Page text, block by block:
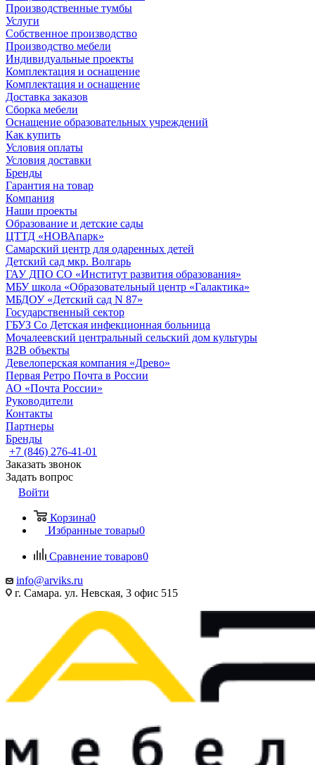
Производственные тумбы
Услуги
Собственное производство
Производство мебели
Индивидуальные проекты
Комплектация и оснащение
Комплектация и оснащение
Доставка заказов
Сборка мебели
Оснащение образовательных учреждений
Как купить
Условия оплаты
Условия доставки
Бренды
Гарантия на товар
Компания
Наши проекты
Образование и детские сады
ЦТТД «НОВАпарк»
Самарский центр для одаренных детей
Детский сад мкр. Волгарь
ГАУ ДПО СО «Институт развития образования»
МБУ школа «Образовательный центр «Галактика»
МБДОУ «Детский сад N 87»
Государственный сектор
ГБУЗ Со Детская инфекционная больница
Мочалеевский центральный сельский дом культуры
B2B объекты
Девелоперская компания «Древо»
Первая Ретро Почта в России
АО «Почта России»
Руководители
Контакты
Партнеры
Бренды
+7 (846) 276-41-01
Заказать звонок
Задать вопрос
Войти
Корзина0
Избранные товары0
Сравнение товаров0
info@arviks.ru
г. Самара. ул. Невская, 3 офис 515